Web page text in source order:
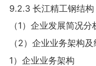
9.2.3 长江精工钢结
（1）企业发展简况分
（2）企业业务架构
1）企业业务架构